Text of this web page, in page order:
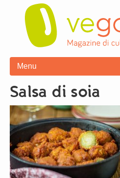
Menu
salsa di soia